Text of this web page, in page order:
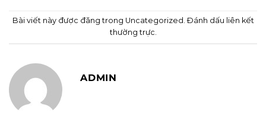
Bài viết này được đăng trong Uncategorized . Đánh dấu liên kết
thường trực.
ADMIN